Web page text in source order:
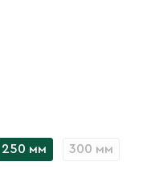
250 мм
300 мм